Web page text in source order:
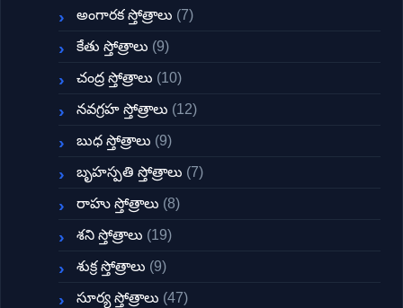
అంగారక స్తోత్రాలు (7)
కేతు స్తోత్రాలు (9)
చంద్ర స్తోత్రాలు (10)
నవగ్రహ స్తోత్రాలు (12)
బుధ స్తోత్రాలు (9)
బృహస్పతి స్తోత్రాలు (7)
రాహు స్తోత్రాలు (8)
శని స్తోత్రాలు (19)
శుక్ర స్తోత్రాలు (9)
సూర్య స్తోత్రాలు (47)